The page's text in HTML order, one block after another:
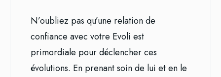
N’oubliez pas qu’une relation de
confiance avec votre Evoli est
primordiale pour déclencher ces
évolutions. En prenant soin de lui et en le